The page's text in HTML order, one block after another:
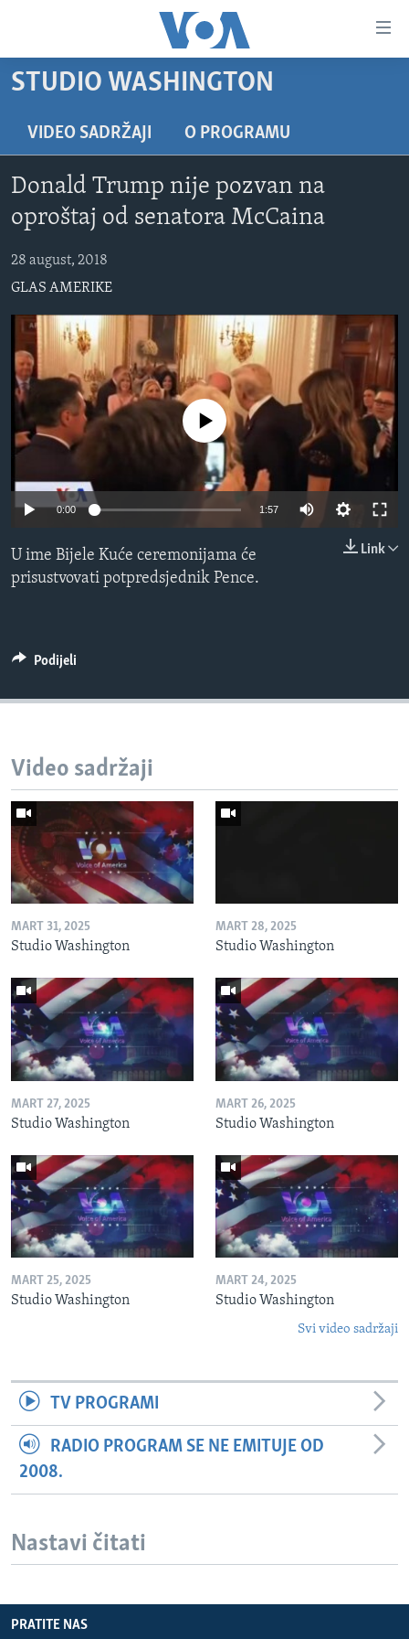
glavni
Pređi
na
glavnu
navigaciju
Idi
pretragu
VIDEO
VIJESTI
SJEDINJENE AMERIČKE DRŽAVE
BOSNA I HERCEGOVINA
SVIJET
NAUKA I TEHNOLOGIJA
SPECIJALNI PROJEKTI
KORUPCIJA
SLOBODA MEDIJA
ŽENSKA STRANA
IZBJEGLIČKA STRANA
MAGAZIN
O GLASU AMERIKE
Learning English
PRATITE NAS
STUDIO WASHINGTON
VIDEO SADRŽAJI O PROGRAMU
Donald Trump nije pozvan na
oproštaj od senatora McCaina
28 august, 2018
GLAS AMERIKE
No media source currently available
0:00 1:57
Link
U ime Bijele Kuće ceremonijama će
prisustvovati potpredsjednik Pence.
Podijeli
Video sadržaji
MART 31, 2025
Studio Washington
MART 28, 2025
Studio Washington
MART 27, 2025
Studio Washington
MART 26, 2025
Studio Washington
MART 25, 2025
Studio Washington
MART 24, 2025
Studio Washington
Svi video sadržaji
TV PROGRAMI
RADIO PROGRAM SE NE EMITUJE OD
2008.
Nastavi čitati
PRATITE NAS